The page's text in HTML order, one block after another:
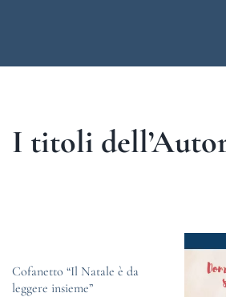
I titoli
Cofanetto “Il Natale è da
leggere insieme”